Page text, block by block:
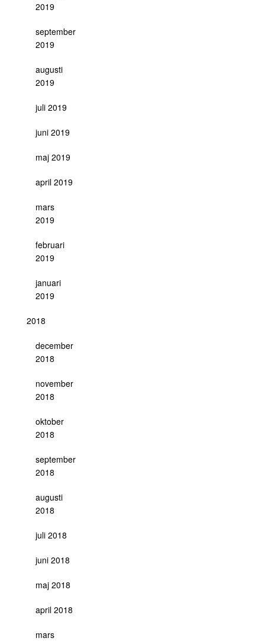
2019
september
2019
augusti
2019
juli 2019
juni 2019
maj 2019
april 2019
mars
2019
februari
2019
januari
2019
2018
december
2018
november
2018
oktober
2018
september
2018
augusti
2018
juli 2018
juni 2018
maj 2018
april 2018
mars